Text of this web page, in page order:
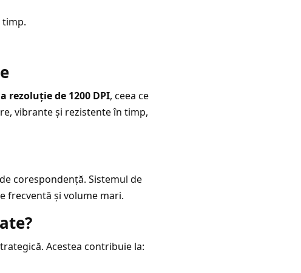
timp.
rezoluție de 1200 DPI, ceea ce
vibrante și rezistente în timp,
corespondență. Sistemul de
frecventă și volume mari.
Acestea contribuie la: